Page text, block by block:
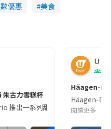
優惠 美食
古力雪糕杯
推出一系列甜品雪糕杯｡🖤
U
西
Häagen-
Häagen-
閱讀更多